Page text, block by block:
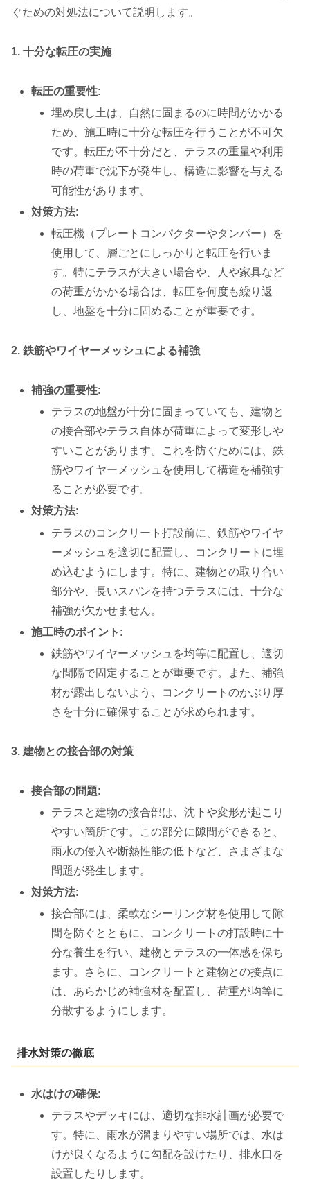
ぐための対処法について説明します。
1. 十分な転圧の実施
転圧の重要性:
埋め戻し土は、自然に固まるのに時間がかかる
ため、施工時に十分な転圧を行うことが不可欠
です。転圧が不十分だと、テラスの重量や利用
時の荷重で沈下が発生し、構造に影響を与える
可能性があります。
対策方法:
転圧機（プレートコンパクターやタンパー）を
使用して、層ごとにしっかりと転圧を行いま
す。特にテラスが大きい場合や、人や家具など
の荷重がかかる場合は、転圧を何度も繰り返
し、地盤を十分に固めることが重要です。
2. 鉄筋やワイヤーメッシュによる補強
補強の重要性:
テラスの地盤が十分に固まっていても、建物と
の接合部やテラス自体が荷重によって変形しや
すいことがあります。これを防ぐためには、鉄
筋やワイヤーメッシュを使用して構造を補強す
ることが必要です。
対策方法:
テラスのコンクリート打設前に、鉄筋やワイヤ
ーメッシュを適切に配置し、コンクリートに埋
め込むようにします。特に、建物との取り合い
部分や、長いスパンを持つテラスには、十分な
補強が欠かせません。
施工時のポイント :
鉄筋やワイヤーメッシュを均等に配置し、適切
な間隔で固定することが重要です。また、補強
材が露出しないよう、コンクリートのかぶり厚
さを十分に確保することが求められます。
3. 建物との接合部の対策
接合部の問題:
テラスと建物の接合部は、沈下や変形が起こり
やすい箇所です。この部分に隙間ができると、
雨水の侵入や断熱性能の低下など、さまざまな
問題が発生します。
対策方法:
接合部には、柔軟なシーリング材を使用して隙
間を防ぐとともに、コンクリートの打設時に十
分な養生を行い、建物とテラスの一体感を保ち
ます。さらに、コンクリートと建物との接点に
は、あらかじめ補強材を配置し、荷重が均等に
分散するようにします。
排水対策の徹底
水はけの確保:
テラスやデッキには、適切な排水計画が必要で
す。特に、雨水が溜まりやすい場所では、水は
けが良くなるように勾配を設けたり、排水口を
設置したりします。